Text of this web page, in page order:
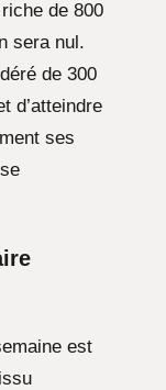
de 800
sera nul.
de 300
d’atteindre
ses
est